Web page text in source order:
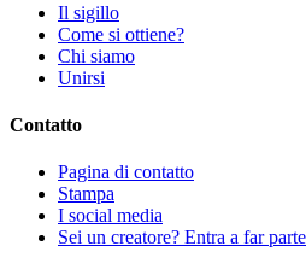
Il sigillo
Come si ottiene?
Chi siamo
Unirsi
Contatto
Pagina di contatto
Stampa
I social media
Sei un creatore? Entra a far